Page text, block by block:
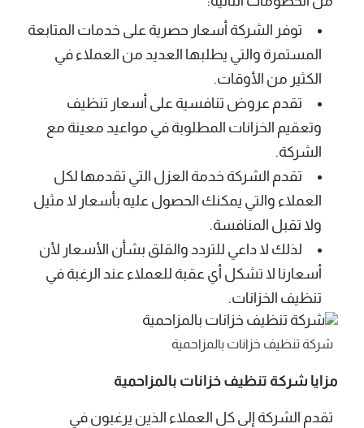
توفر الشركة أسعار حصرية على خدمات المتابعة
المستمرة والتي يطلبها العديد من العملاء في
الكثير من الأوقات.
تقدم عروض تنافسية على أسعار تنظيف
وتعقيم الخزانات المطلوبة في مواعيد معينة مع
الشركة.
تقدم الشركة خدمة العزل التي تقدمها لكل
العملاء والتي يمكنك الحصول عليه بأسعار لا مثيل
ولا تقبل المنافسة.
لذلك لا داعي للتردد والقلق بشأن الأسعار لأن
أسعارنا لا تشكل أي عقبة للعملاء عند الرغبة في
تنظيف الخزانات.
شركة تنظيف خزانات بالمزاحمية
مزايا شركة تنظيف خزانات بالمزاحمية
تقدم الشركة إلى كل العملاء الذين يرغبون في